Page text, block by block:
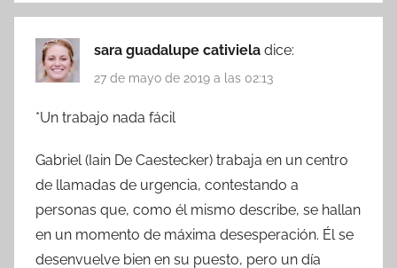
sara guadalupe cativiela dice:
27 de mayo de 2019 a las 02:13
*Un trabajo nada fácil
Gabriel (Iain De Caestecker) trabaja en un centro
de llamadas de urgencia, contestando a
personas que, como él mismo describe, se hallan
en un momento de máxima desesperación. Él se
desenvuelve bien en su puesto, pero un día